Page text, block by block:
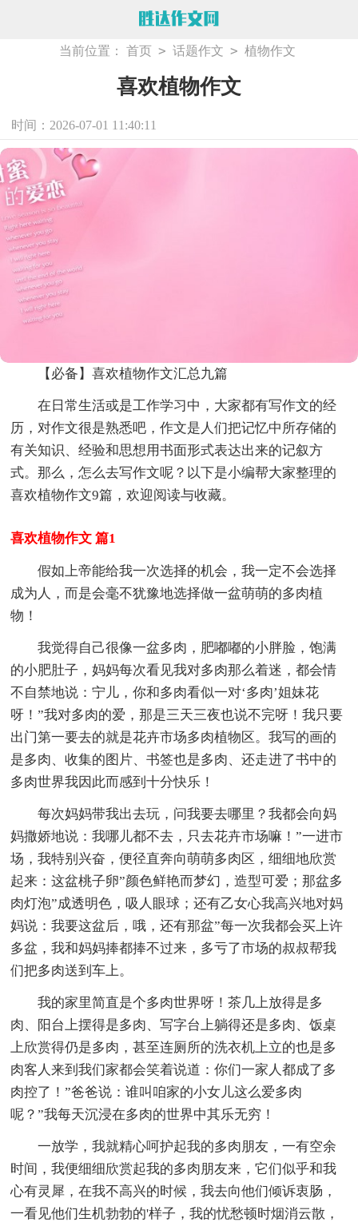
当前位置： 首页 > 话题作文 > 植物作文
喜欢植物作文
时间：2026-07-01 11:40:11
【必备】喜欢植物作文汇总九篇
在日常生活或是工作学习中，大家都有写作文的经
历，对作文很是熟悉吧，作文是人们把记忆中所存储的
有关知识、经验和思想用书面形式表达出来的记叙方
式。那么，怎么去写作文呢？以下是小编帮大家整理的
喜欢植物作文9篇，欢迎阅读与收藏。
喜欢植物作文 篇1
假如上帝能给我一次选择的机会，我一定不会选择
成为人，而是会毫不犹豫地选择做一盆萌萌的多肉植
物！
我觉得自己很像一盆多肉，肥嘟嘟的小胖脸，饱满
的小肥肚子，妈妈每次看见我对多肉那么着迷，都会情
不自禁地说：宁儿，你和多肉看似一对‘多肉’姐妹花
呀！”我对多肉的爱，那是三天三夜也说不完呀！我只要
出门第一要去的就是花卉市场多肉植物区。我写的画的
是多肉、收集的图片、书签也是多肉、还走进了书中的
多肉世界我因此而感到十分快乐！
每次妈妈带我出去玩，问我要去哪里？我都会向妈
妈撒娇地说：我哪儿都不去，只去花卉市场嘛！”一进市
场，我特别兴奋，便径直奔向萌萌多肉区，细细地欣赏
起来：这盆桃子卵”颜色鲜艳而梦幻，造型可爱；那盆多
肉灯泡”成透明色，吸人眼球；还有乙女心我高兴地对妈
妈说：我要这盆后，哦，还有那盆”每一次我都会买上许
多盆，我和妈妈捧都捧不过来，多亏了市场的叔叔帮我
们把多肉送到车上。
我的家里简直是个多肉世界呀！茶几上放得是多
肉、阳台上摆得是多肉、写字台上躺得还是多肉、饭桌
上欣赏得仍是多肉，甚至连厕所的洗衣机上立的也是多
肉客人来到我们家都会笑着说道：你们一家人都成了多
肉控了！”爸爸说：谁叫咱家的小女儿这么爱多肉
呢？”我每天沉浸在多肉的世界中其乐无穷！
一放学，我就精心呵护起我的多肉朋友，一有空余
时间，我便细细欣赏起我的多肉朋友来，它们似乎和我
心有灵犀，在我不高兴的时候，我去向他们倾诉衷肠，
一看见他们生机勃勃的'样子，我的忧愁顿时烟消云散，